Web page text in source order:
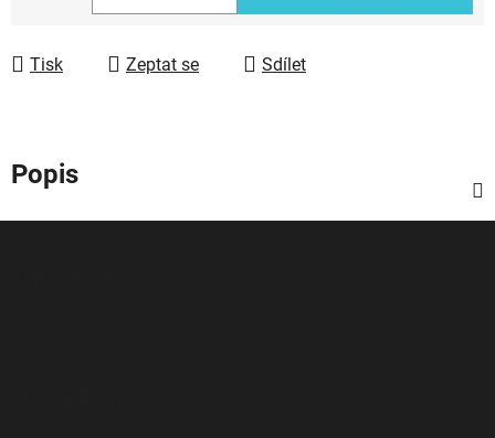
Měrná cena:
Tisk Zeptat se Sdílet
Popis